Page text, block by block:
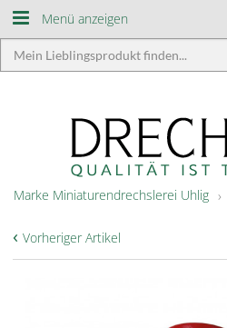
Menü anzeigen
Marke Miniaturendrechslerei Uhlig
‹ Vorheriger Artikel